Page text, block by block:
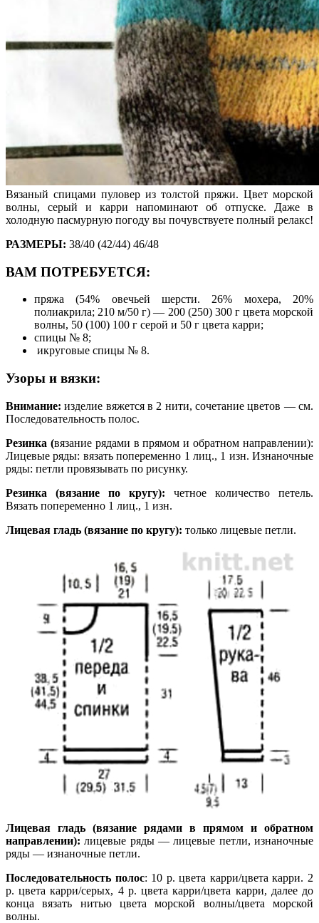
Вязаный спицами пуловер из толстой пряжи. Цвет морской
волны, серый и карри напоминают об отпуске. Даже в
холодную пасмурную погоду вы почувствуете полный релакс!
РАЗМЕРЫ: 38/40 (42/44) 46/48
ВАМ ПОТРЕБУЕТСЯ:
пряжа (54% овечьей шерсти. 26% мохера, 20%
полиакрила; 210 м/50 г) — 200 (250) 300 г цвета морской
волны, 50 (100) 100 г серой и 50 г цвета карри;
спицы № 8;
икруговые спицы № 8.
Узоры и вязки:
Внимание: изделие вяжется в 2 нити, сочетание цветов — см.
Последовательность полос.
Резинка (вязание рядами в прямом и обратном направлении):
Лицевые ряды: вязать попеременно 1 лиц., 1 изн. Изнаночные
ряды: петли провязывать по рисунку.
Резинка (вязание по кругу): четное количество петель.
Вязать попеременно 1 лиц., 1 изн.
Лицевая гладь (вязание по кругу): только лицевые петли.
Лицевая гладь (вязание рядами в прямом и обратном
направлении): лицевые ряды — лицевые петли, изнаночные
ряды — изнаночные петли.
Последовательность полос: 10 р. цвета карри/цвета карри. 2
р. цвета карри/серых, 4 р. цвета карри/цвета карри, далее до
конца вязать нитью цвета морской волны/цвета морской
волны.